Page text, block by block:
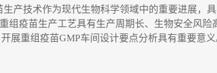
生产技术作为现代生物科学领域中的重要进展，
组疫苗生产工艺具有生产周期长、生物安全风
展重组疫苗GMP车间设计要点分析具有重要意义